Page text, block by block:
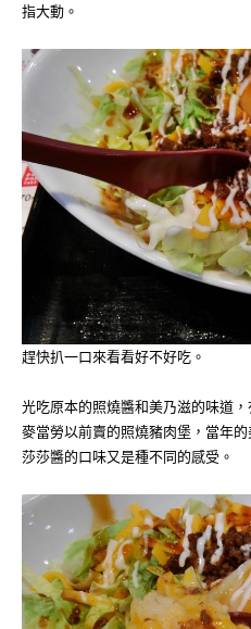
指大動。
趕快扒一口來看看好不好吃。
光吃原本的照燒醬和美乃滋的味道
麥當勞以前賣的照燒豬肉堡，當年
莎莎醬的口味又是種不同的感受。